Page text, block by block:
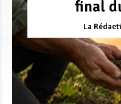
final
La